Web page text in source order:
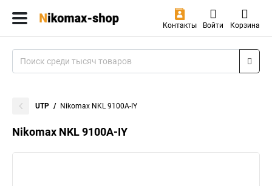
Контакты Войти Корзина
UTP Nikomax NKL 9100A-IY
Nikomax NKL 9100A-IY